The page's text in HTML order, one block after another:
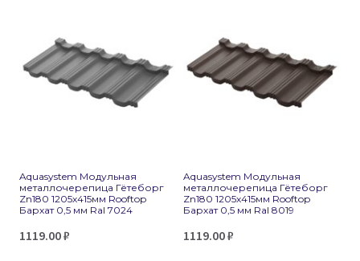
Aquasystem Модульная
металлочерепица Гётеборг
Zn180 1205х415мм Rooftop
Бархат 0,5 мм Ral 7024
1119.00₽
Aquasystem Модульная
металлочерепица Гётеборг
Zn180 1205х415мм Rooftop
Бархат 0,5 мм Ral 8019
1119.00₽